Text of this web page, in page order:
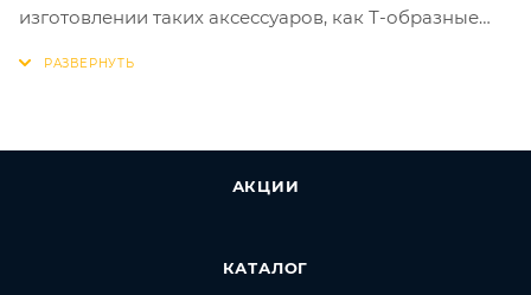
изготовлении таких аксессуаров, как Т-образные
АКЦИИ
КАТАЛОГ